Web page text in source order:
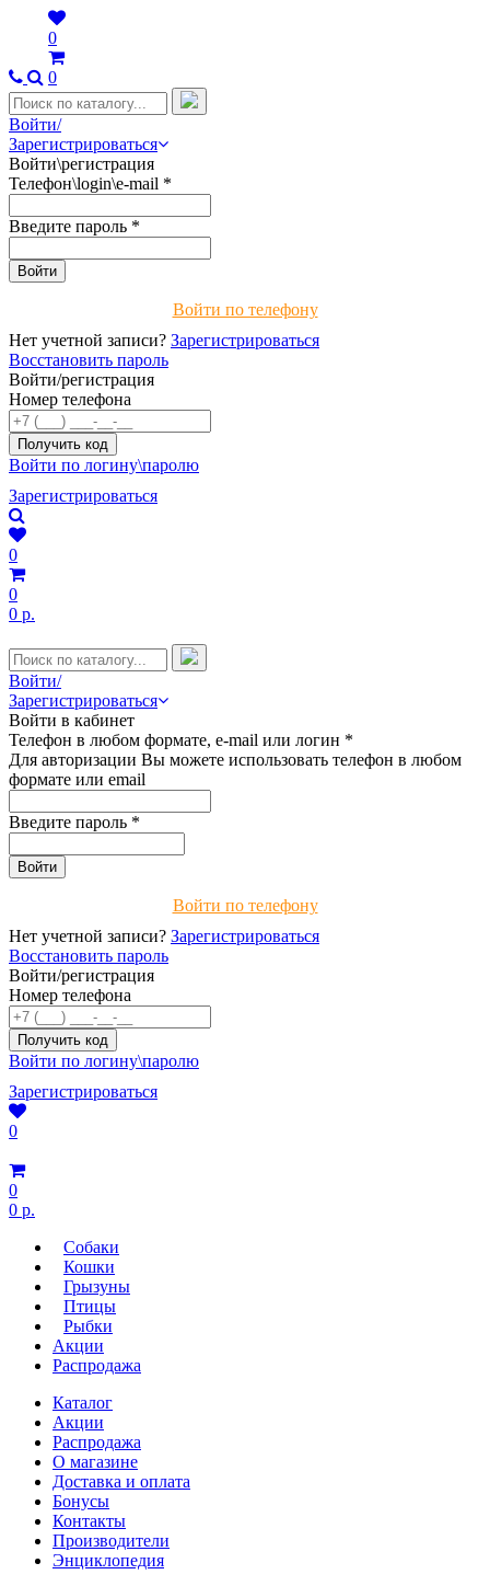
0
0
Войти/
Зарегистрироваться
Войти\регистрация
Телефон\login\e-mail *
Введите пароль *
Войти по телефону
Нет учетной записи? Зарегистрироваться
Восстановить пароль
Войти/регистрация
Номер телефона
Войти по логину\паролю
Зарегистрироваться
0
0
0 р.
Войти/
Зарегистрироваться
Войти в кабинет
Телефон в любом формате, e-mail или логин *
Для авторизации Вы можете использовать телефон в любом
формате или email
Введите пароль *
Войти по телефону
Нет учетной записи? Зарегистрироваться
Восстановить пароль
Войти/регистрация
Номер телефона
Войти по логину\паролю
Зарегистрироваться
0
0
0 р.
Собаки
Кошки
Грызуны
Птицы
Рыбки
Акции
Распродажа
Каталог
Акции
Распродажа
О магазине
Доставка и оплата
Бонусы
Контакты
Производители
Энциклопедия